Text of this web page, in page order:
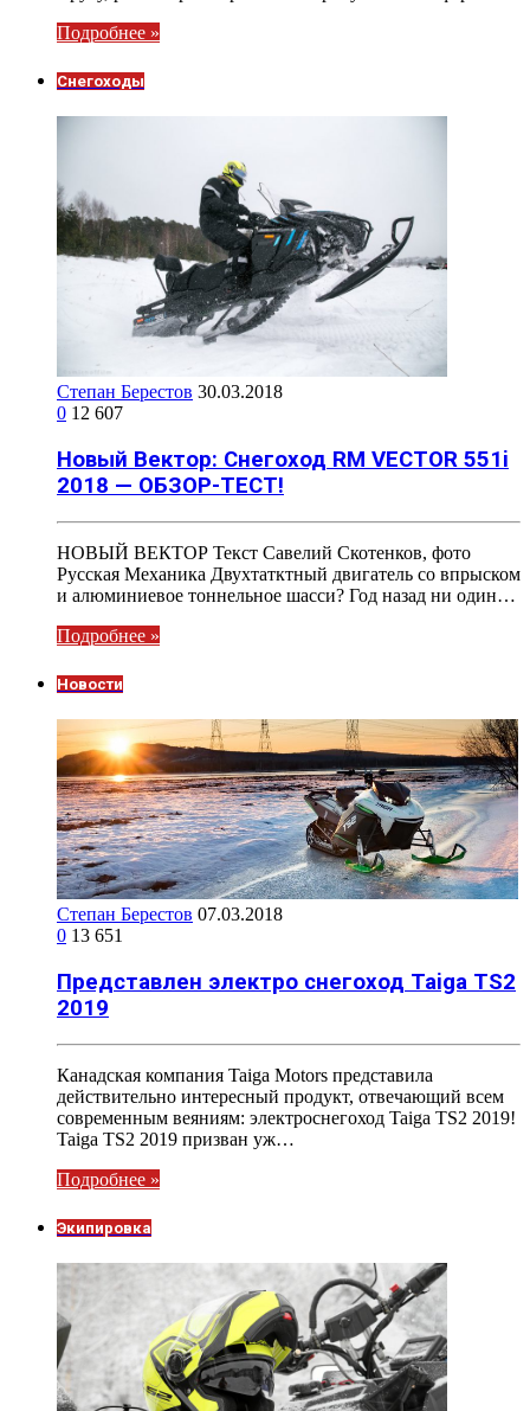
Подробнее »
Снегоходы
Степан Берестов 30.03.2018
0 12 607
Новый Вектор: Снегоход RM VECTOR 551i
2018 — ОБЗОР-ТЕСТ!
НОВЫЙ ВЕКТОР Текст Савелий Скотенков, фото
Русская Механика Двухтатктный двигатель со впрыском
и алюминиевое тоннельное шасси? Год назад ни один…
Подробнее »
Новости
Степан Берестов 07.03.2018
0 13 651
Представлен электро снегоход Taiga TS2
2019
Канадская компания Taiga Motors представила
действительно интересный продукт, отвечающий всем
современным веяниям: электроснегоход Taiga TS2 2019!
Taiga TS2 2019 призван уж…
Подробнее »
Экипировка